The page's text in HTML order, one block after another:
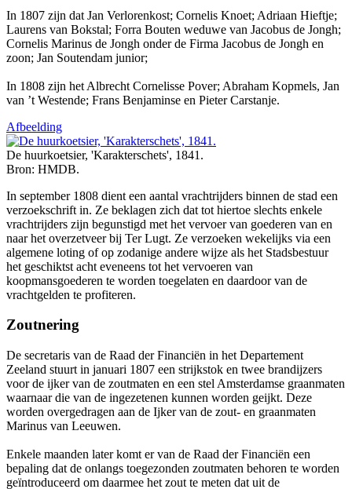
In 1807 zijn dat Jan Verlorenkost; Cornelis Knoet; Adriaan Hieftje;
Laurens van Bokstal; Forra Bouten weduwe van Jacobus de Jongh;
Cornelis Marinus de Jongh onder de Firma Jacobus de Jongh en
zoon; Jan Soutendam junior;
In 1808 zijn het Albrecht Cornelisse Pover; Abraham Kopmels, Jan
van ’t Westende; Frans Benjaminse en Pieter Carstanje.
Afbeelding
De huurkoetsier, 'Karakterschets', 1841.
Bron: HMDB.
In september 1808 dient een aantal vrachtrijders binnen de stad een
verzoekschrift in. Ze beklagen zich dat tot hiertoe slechts enkele
vrachtrijders zijn begunstigd met het vervoer van goederen van en
naar het overzetveer bij Ter Lugt. Ze verzoeken wekelijks via een
algemene loting of op zodanige andere wijze als het Stadsbestuur
het geschiktst acht eveneens tot het vervoeren van
koopmansgoederen te worden toegelaten en daardoor van de
vrachtgelden te profiteren.
Zoutnering
De secretaris van de Raad der Financiën in het Departement
Zeeland stuurt in januari 1807 een strijkstok en twee brandijzers
voor de ijker van de zoutmaten en een stel Amsterdamse graanmaten
waarnaar die van de ingezetenen kunnen worden geijkt. Deze
worden overgedragen aan de Ijker van de zout- en graanmaten
Marinus van Leeuwen.
Enkele maanden later komt er van de Raad der Financiën een
bepaling dat de onlangs toegezonden zoutmaten behoren te worden
geïntroduceerd om daarmee het zout te meten dat uit de